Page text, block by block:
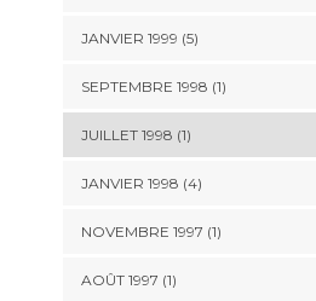
JANVIER 1999 (5)
SEPTEMBRE 1998 (1)
JUILLET 1998 (1)
JANVIER 1998 (4)
NOVEMBRE 1997 (1)
AOÛT 1997 (1)